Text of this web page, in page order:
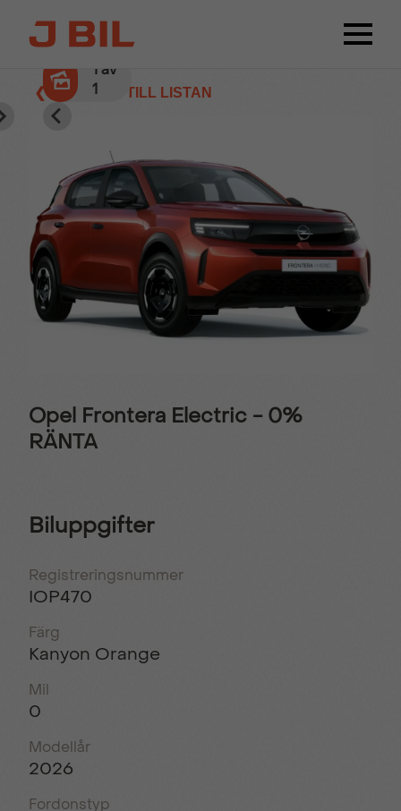
❮ TILLBAKA TILL LISTAN
1av
1
Opel Frontera Electric - 0%
RÄNTA
Biluppgifter
Registreringsnummer
IOP470
Färg
Kanyon Orange
Mil
0
Modellår
2026
Fordonstyp